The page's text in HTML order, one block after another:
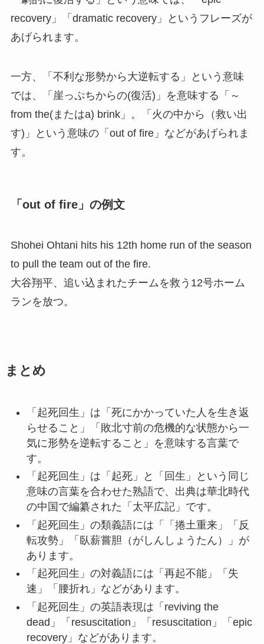
recovery」「dramatic recovery」というフレーズが
あげられます。
一方、「不利な形勢から大逆転する」という意味
では、「崖っぷちからの(復活)」を意味する「～
from the(またはa) brink」。「火の中から（救い出
す)」という意味の「out of fire」などがあげられま
す。
「out of fire」の例文
Shohei Ohtani hits his 12th home run of the season
to pull the team out of the fire.
大谷翔平、追い込まれたチームを救う12号ホーム
ランを放つ。
まとめ
「起死回生」は「死にかかっていた人を生き返
らせること」「敗北寸前の危機的な状態から一
気に形勢を逆転すること」を意味する言葉で
す。
「起死回生」は「起死」と「回生」という同じ
意味の言葉を合わせた熟語で、出典は華北時代
の中国で編纂された「太平広記」です。
「起死回生」の類義語には「「捲土重来」「反
転攻勢」「臥薪嘗胆（がしんしょうたん）」が
あります。
「起死回生」の対義語には「再起不能」「失
速」「腰折れ」などがあります。
「起死回生」の英語表現は「reviving the
dead」「resuscitation」「resuscitation」「epic
recovery」などがあります。